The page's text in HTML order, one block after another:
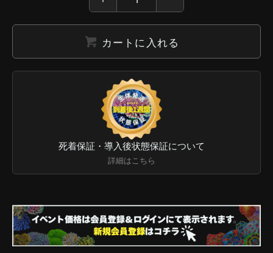
カートに入れる
死着保証・導入後状態保証について
詳細はこちら